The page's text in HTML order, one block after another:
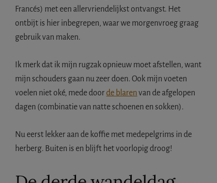
Francés) met een allervriendelijkst ontvangst. Het
ontbijt is hier inbegrepen, waar we morgenvroeg graag
gebruik van maken.
Ik merk dat ik mijn rugzak opnieuw moet afstellen, want
mijn schouders gaan nu zeer doen. Ook mijn voeten
voelen niet oké, mede doorde blaren van de afgelopen
dagen (combinatie van natte schoenen en sokken).
Nu eerst lekker aan de koffie met medepelgrims in de
herberg. Buiten is en blijft het voorlopig droog!